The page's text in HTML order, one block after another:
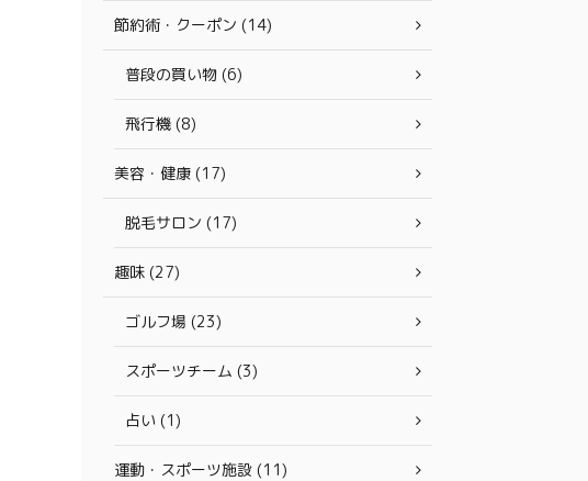
節約術・クーポン (14)
普段の買い物 (6)
飛行機 (8)
美容・健康 (17)
脱毛サロン (17)
趣味 (27)
ゴルフ場 (23)
スポーツチーム (3)
占い (1)
運動・スポーツ施設 (11)